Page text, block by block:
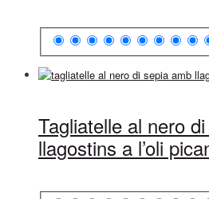
Tagliatelle al nero
llagostins a l’oli